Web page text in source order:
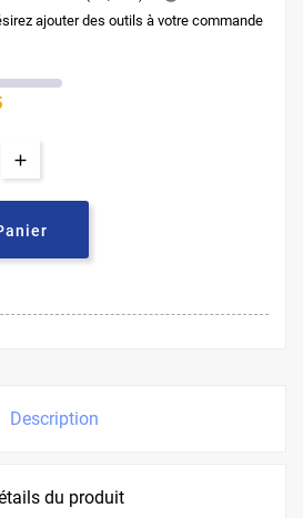
ajouter des outils à votre commande
Description
du produit